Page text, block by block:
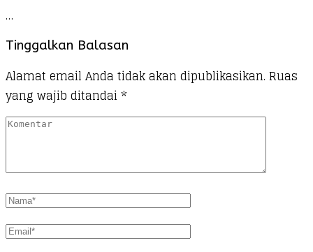
…
Tinggalkan Balasan
Alamat email Anda tidak akan dipublikasikan. Ruas
yang wajib ditandai *